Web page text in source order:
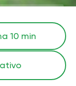
10 min